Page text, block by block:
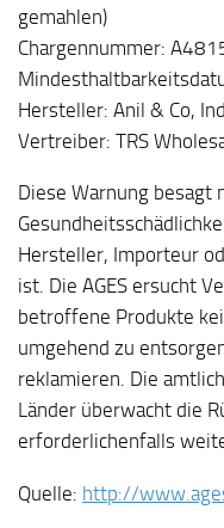
gemahlen)
Chargennummer:
Hersteller: Anil & Co,
Vertreiber: TRS
Diese Warnung besagt
Hersteller, Importeur
ist. Die AGES ersucht
betroffene Produkte
umgehend zu
reklamieren. Die
Länder überwacht die
erforderlichenfalls
Quelle: http://